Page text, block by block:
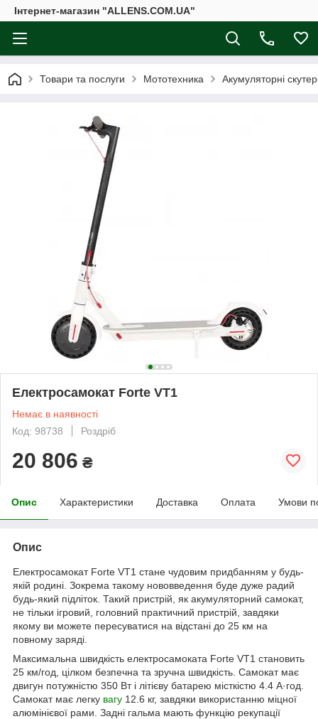
Інтернет-магазин "ALLENS.COM.UA"
Товари та послуги Мототехника Акумуляторні
Електросамокат Forte VT1
Немає в наявності
Код: 98738
Роздріб
20 806 ₴
Опис Характеристики Доставка Оплата Умови
Опис
Електросамокат Forte VT1 стане чудовим придбанням у будь-
якій родині. Зокрема такому нововведення буде дуже радий
будь-який підліток. Такий пристрій, як акумуляторний самокат,
не тільки ігровий, головний практичний пристрій, завдяки
якому ви можете пересуватися на відстані до 25 км на
повному заряді.
Максимальна швидкість електросамоката Forte VT1 становить
25 км/год, цілком безпечна та зручна швидкість. Самокат має
двигун потужністю 350 Вт і літієву батарею місткістю 4.4 А·год.
Самокат має легку вагу 12.6 кг, завдяки використанню міцної
алюмінієвої рами. Задні гальма мають функцію рекупації